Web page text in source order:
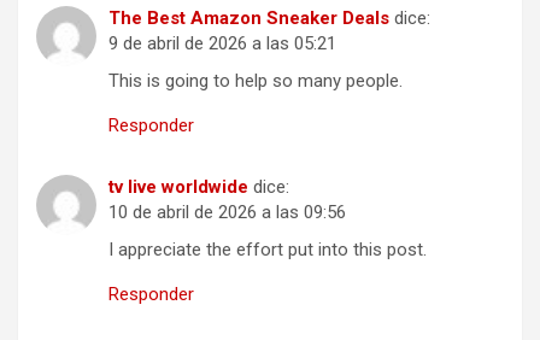
The Best Amazon Sneaker Deals dice:
9 de abril de 2026 a las 05:21
This is going to help so many people.
Responder
tv live worldwide dice:
10 de abril de 2026 a las 09:56
I appreciate the effort put into this post.
Responder